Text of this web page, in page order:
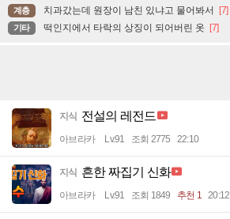
계층 치과갔는데 원장이 남친 있냐고 물어봐서 [7]
기타 떡인지에서 타락의 상징이 되어버린 옷 [7]
지식 전설의 레전드
아브라카 Lv.91 조회 2775 22:10
지식 흔한 짜집기 신화
아브라카 Lv.91 조회 1849 추천 1 20:12